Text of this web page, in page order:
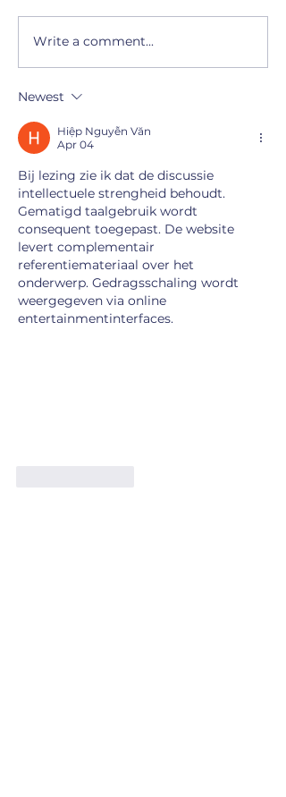
HRcommunity
Write a comment...
Newest
Hiệp Nguyễn Văn
Apr 04
Bij lezing zie ik dat de discussie
intellectuele strengheid behoudt.
Gematigd taalgebruik wordt
consequent toegepast. De website
levert complementair
referentiemateriaal over het
onderwerp. Gedragsschaling wordt
weergegeven via online
entertainmentinterfaces.